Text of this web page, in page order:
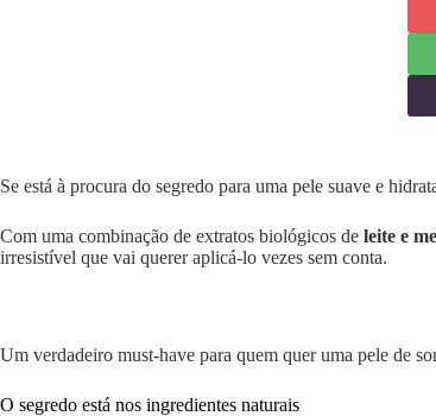
Se está à procura do segredo para uma pele suave e
Com uma combinação de extratos biológicos de leite e
irresistível que vai querer aplicá-lo vezes sem conta.
Um verdadeiro must-have para quem quer uma pele de
O segredo está nos ingredientes naturais